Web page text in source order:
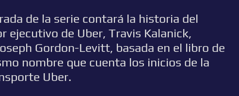
de la serie contará la historia del
ejecutivo de Uber, Travis Kalanick,
Gordon-Levitt, basada en el libro de
nombre que cuenta los inicios de la
Uber.